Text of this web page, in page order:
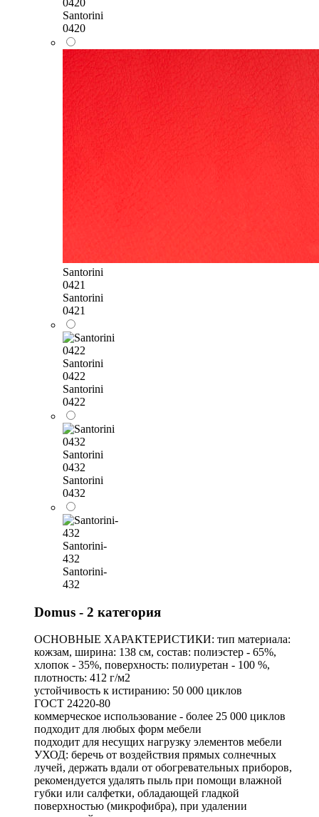
0420
Santorini
0420
Santorini
0421
Santorini
0421
Santorini
0422
Santorini
0422
Santorini
0432
Santorini
0432
Santorini-
432
Santorini-
432
Domus - 2 категория
ОСНОВНЫЕ ХАРАКТЕРИСТИКИ: тип материала:
кожзам, ширина: 138 см, состав: полиэстер - 65%,
хлопок - 35%, поверхность: полиуретан - 100 %,
плотность: 412 г/м2
устойчивость к истиранию: 50 000 циклов
ГОСТ 24220-80
коммерческое использование - более 25 000 циклов
подходит для любых форм мебели
подходит для несущих нагрузку элементов мебели
УХОД: беречь от воздействия прямых солнечных
лучей, держать вдали от обогревательных приборов,
рекомендуется удалять пыль при помощи влажной
губки или салфетки, обладающей гладкой
поверхностью (микрофибра), при удалении